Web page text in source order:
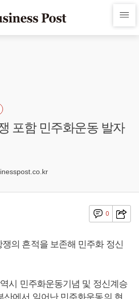
포함 민주화운동 발자
0
의 흔적을 보존해 민주화 정신
시 민주화운동기념 및 정신계승
산에서 일어난 민주화운동의 현